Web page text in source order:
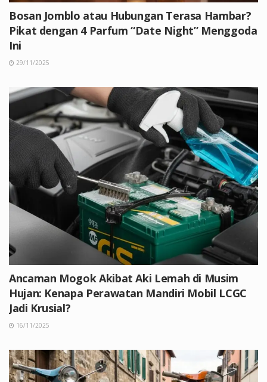
Bosan Jomblo atau Hubungan Terasa Hambar?
Pikat dengan 4 Parfum “Date Night” Menggoda
Ini
29/11/2025
Ancaman Mogok Akibat Aki Lemah di Musim
Hujan: Kenapa Perawatan Mandiri Mobil LCGC
Jadi Krusial?
16/11/2025